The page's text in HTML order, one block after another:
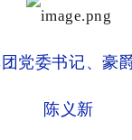
党委书记、豪
陈义新